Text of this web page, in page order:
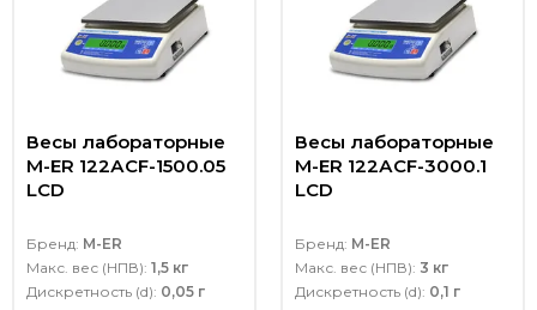
Весы лабораторные
M-ER 122АCF-1500.05
LСD
Бренд: M-ER
Макс. вес (НПВ): 1,5 кг
Дискретность (d): 0,05 г
Весы лабораторные
M-ER 122АCF-3000.1
LСD
Бренд: M-ER
Макс. вес (НПВ): 3 кг
Дискретность (d): 0,1 г